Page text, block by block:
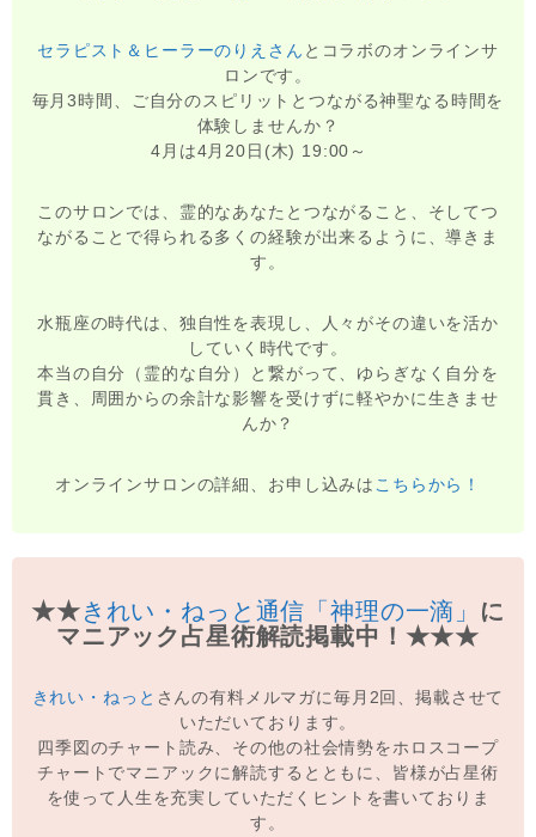
セラピスト＆ヒーラーのりえさん とコラボのオンラインサ
ロンです。
毎月3時間、ご自分のスピリットとつながる神聖なる時間を
体験しませんか？
4月は4月20日(木) 19:00～
このサロンでは、霊的なあなたとつながること、そしてつ
ながることで得られる多くの経験が出来るように、導きま
す。
水瓶座の時代は、独自性を表現し、人々がその違いを活か
していく時代です。
本当の自分（霊的な自分）と繋がって、ゆらぎなく自分を
貫き、周囲からの余計な影響を受けずに軽やかに生きませ
んか？
オンラインサロンの詳細、お申し込みは こちらから！
★★きれい・ねっと通信「神理の一滴」 に
マニアック占星術解読掲載中！★★★
きれい・ねっと さんの有料メルマガに毎月2回、掲載させて
いただいております。
四季図のチャート読み、その他の社会情勢をホロスコープ
チャートでマニアックに解読するとともに、皆様が占星術
を使って人生を充実していただくヒントを書いておりま
す。